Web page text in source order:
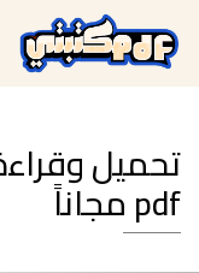
تحميل
pdf مجاناً